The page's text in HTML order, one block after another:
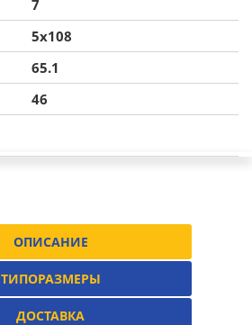
7
5x108
65.1
46
ОПИСАНИЕ
ТИПОРАЗМЕРЫ
ДОСТАВКА